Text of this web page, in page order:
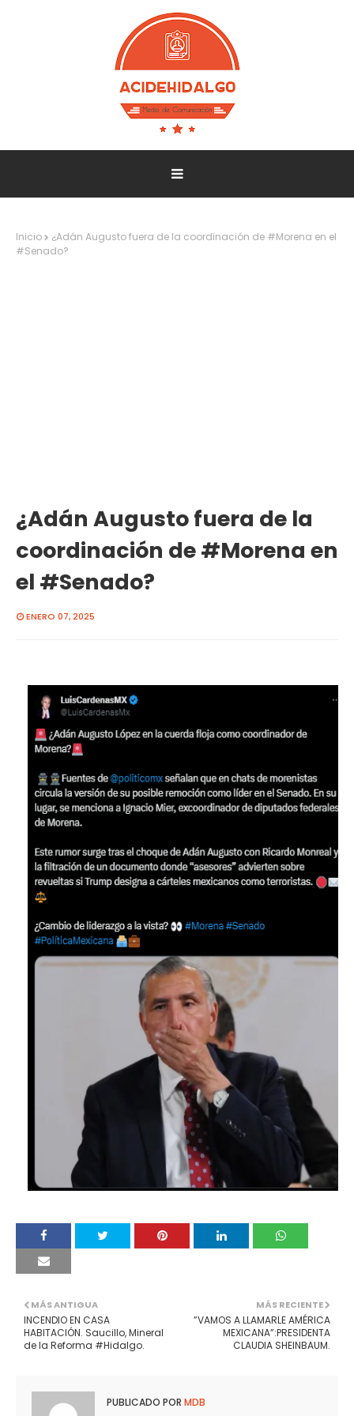
Inicio
¿Adán Augusto fuera de la coordinación de #Morena en el
#Senado?
¿Adán Augusto fuera de la
coordinación de #Morena en
el #Senado?
ENERO 07, 2025
MÁS RECIENTE
”VAMOS A LLAMARLE AMÉRICA
MEXICANA”:PRESIDENTA
CLAUDIA SHEINBAUM.
MÁS ANTIGUA
INCENDIO EN CASA
HABITACIÓN. Saucillo, Mineral
de la Reforma #Hidalgo.
PUBLICADO POR MDB